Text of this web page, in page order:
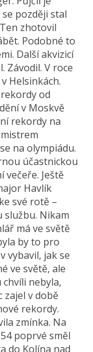
později stal
zhotovil
Podobné to
Další akvizicí
Závodil. V roce
Helsinkách.
od
v Moskvě
rekordy na
na olympiádu.
účastnickou
večeře. Ještě
Havlík
své rotě –
službu. Nikam
má ve světě
by to pro
vybavil, jak se
ve světě, ale
nebyla,
zajel v době
rekordy.
zmínka. Na
poprvé směl
do Kolína nad